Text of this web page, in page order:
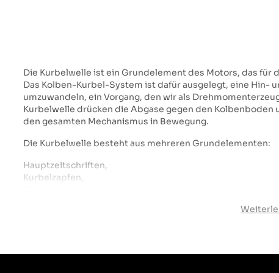
Die Kurbelwelle ist ein Grundelement des Motors, das
Das Kolben-Kurbel-System ist dafür ausgelegt, eine Hin-
umzuwandeln, ein Vorgang, den wir als
Kurbelwelle drücken die Abgase gegen den Kolbenboden
den gesamten Mechanismus in Bewegung.
Die Kurbelwelle besteht aus mehreren Grundelementen:
Hauptzeitschriften,
Kurbelzapfen,